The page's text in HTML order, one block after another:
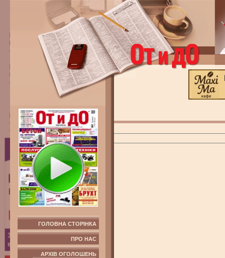
ГОЛОВНА СТОРІНКА
ПРО НАС
АРХІВ ОГОЛОШЕНЬ